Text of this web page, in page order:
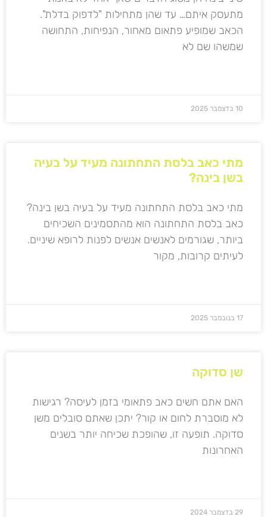
מתעסק איתם… עד שהן מתחילות "לדפוק בדלת".
הכאב שמופיע פתאום מאחור, הנפיחות, התחושה
שמשהו שם לא
10 בדצמבר 2025
מתי כאב בלסת התחתונה מעיד על בעיה
בשן בינה?
מתי כאב בלסת התחתונה מעיד על בעיה בשן בינה?
כאב בלסת התחתונה הוא מהתסמינים השכיחים
ביותר, שגורמים לאנשים אנשים לפנות לרופא שיניים.
לעיתים קרובות, מקור
17 בנובמבר 2025
שן סדוקה
האם אתם חשים כאב פתאומי בזמן לעיסה? רגישות
לא מוסברת לחום או קור? יתכן שאתם סובלים משן
סדוקה. תופעה זו, שהופכת שכיחה יותר בשנים
האחרונות
29 בדצמבר 2024